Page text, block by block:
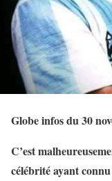
Globe infos du 30
C’est
célébrité ayant